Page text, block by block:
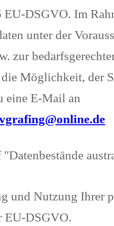
EU-DSGVO. Im
unter der
zur
Möglichkeit, der
eine E-Mail an
und Nutzung Ihrer
EU-DSGVO.